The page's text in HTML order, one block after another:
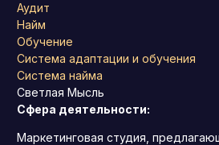
Аудит
Найм
Обучение
Система адаптации и обучения
Система найма
Светлая Мысль
Сфера деятельности:
Маркетинговая студия,